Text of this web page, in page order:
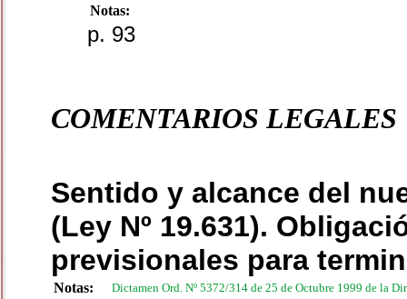
Notas:
p. 93
COMENTARIOS LEGALES
Sentido y alcance del
(Ley Nº 19.631).
previsionales para
Notas: Dictamen Ord. Nº 5372/314 de 25 de Octubre 1999 de la